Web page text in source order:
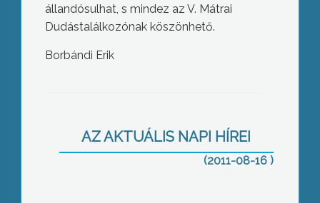
állandósulhat, s mindez az V. Mátrai
Dudástalálkozónak köszönhető.
Borbándi Erik
AZ AKTUÁLIS NAPI HÍREI
(2011-08-16 )